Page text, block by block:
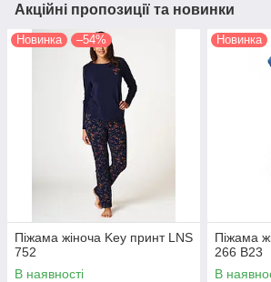
Акційні пропозиції та новинки
Новинка –54%
Піжама жіноча Key принт LNS
752
В наявності
Новинка
Піжама
266 B23
В